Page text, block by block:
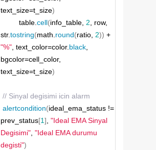
text_size=t_size)
        table.
cell(info_table, 2, row,
str.tostring(math.round(ratio, 2))
"%", text_color=color.black,
bgcolor=cell_color,
text_size=t_size)
// Sinyal degisimi icin alarm
alertcondition(ideal_ema_status !=
prev_status[1], "Ideal EMA Sinyal
Degisimi", "Ideal EMA durumu
degisti")